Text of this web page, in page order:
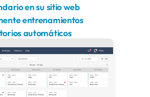
en su sitio web
entrenamientos
automáticos